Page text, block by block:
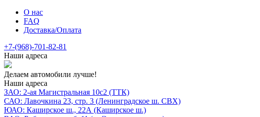
О нас
FAQ
Доставка/Оплата
+7-(968)-701-82-81
Наши адреса
Делаем автомобили лучше!
Наши адреса
ЗАО: 2-ая Магистральная 10с2 (ТТК)
САО: Лавочкина 23, стр. 3 (Ленинградское ш. СВХ)
ЮАО: Каширское ш., 22А (Каширское ш.)